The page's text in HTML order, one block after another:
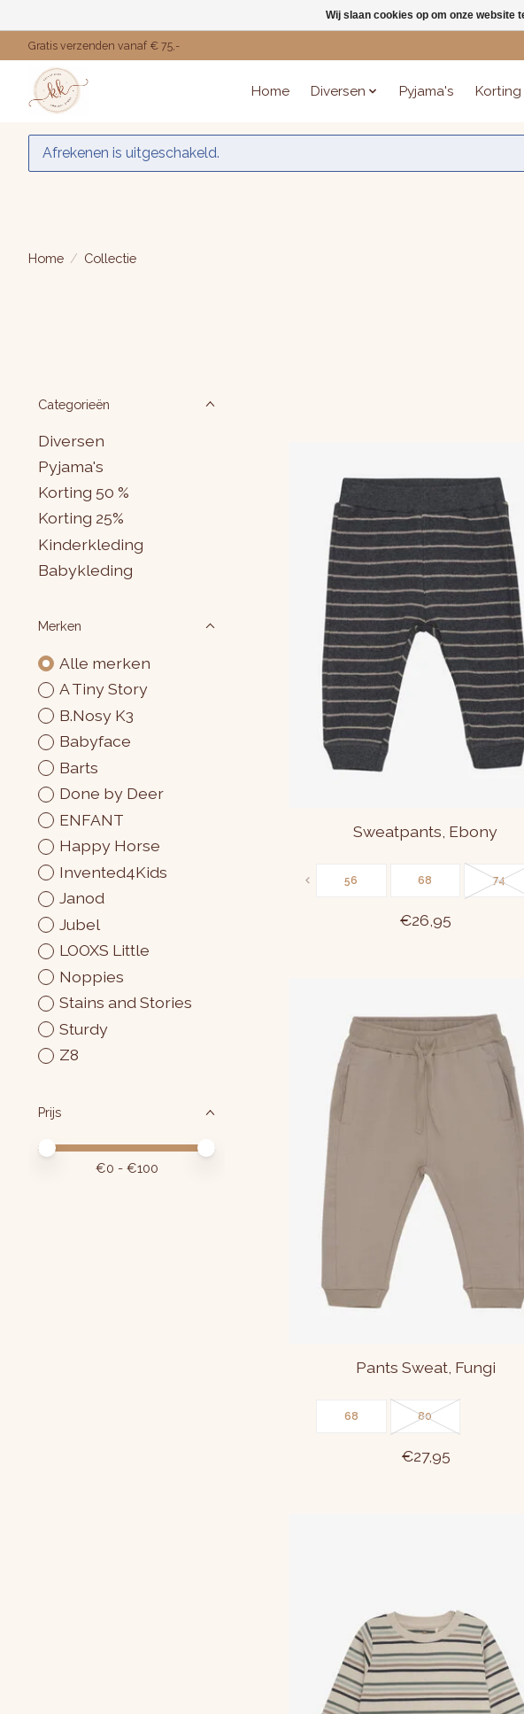
Gratis verzenden vanaf € 75,-
Home Diversen Pyjama's Korting
Afrekenen is uitgeschakeld.
Home / Collectie
Categorieën
Diversen
Pyjama's
Korting 50 %
Korting 25%
Kinderkleding
Babykleding
Merken
Alle merken
A Tiny Story
B.Nosy K3
Babyface
Barts
Done by Deer
ENFANT
Happy Horse
Invented4Kids
Janod
Jubel
LOOXS Little
Noppies
Stains and Stories
Sturdy
Z8
Prijs
Minimale prijswaarde
Price maximum value
€0 - €100
Sweatpants, Ebony
56 68 74
€26,95
Pants Sweat, Fungi
68 80
€27,95
Wij slaan cookies op om onze website